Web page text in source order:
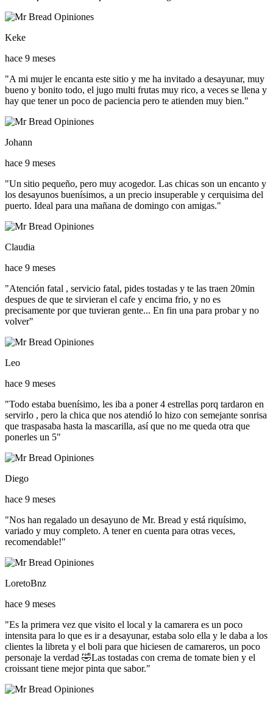
Keke
hace 9 meses
"A mi mujer le encanta este sitio y me ha invitado a desayunar, muy
bueno y bonito todo, el jugo multi frutas muy rico, a veces se llena y
hay que tener un poco de paciencia pero te atienden muy bien."
Johann
hace 9 meses
"Un sitio pequeño, pero muy acogedor. Las chicas son un encanto y
los desayunos buenísimos, a un precio insuperable y cerquisima del
puerto. Ideal para una mañana de domingo con amigas."
Claudia
hace 9 meses
"Atención fatal , servicio fatal, pides tostadas y te las traen 20min
despues de que te sirvieran el cafe y encima frio, y no es
precisamente por que tuvieran gente... En fin una para probar y no
volver"
Leo
hace 9 meses
"Todo estaba buenísimo, les iba a poner 4 estrellas porq tardaron en
servirlo , pero la chica que nos atendió lo hizo con semejante sonrisa
que traspasaba hasta la mascarilla, así que no me queda otra que
ponerles un 5"
Diego
hace 9 meses
"Nos han regalado un desayuno de Mr. Bread y está riquísimo,
variado y muy completo. A tener en cuenta para otras veces,
recomendable!"
LoretoBnz
hace 9 meses
"Es la primera vez que visito el local y la camarera es un poco
intensita para lo que es ir a desayunar, estaba solo ella y le daba a los
clientes la libreta y el boli para que hiciesen de camareros, un poco
personaje la verdad 🤣Las tostadas con crema de tomate bien y el
croissant tiene mejor pinta que sabor."